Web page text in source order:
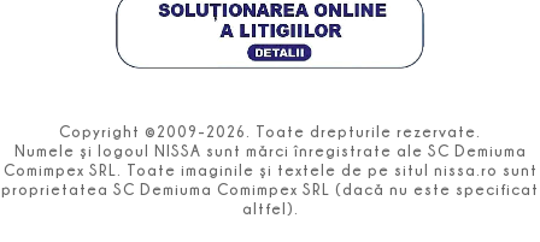
Copyright ©2009-2026. Toate drepturile rezervate.
Numele şi logoul NISSA sunt mărci înregistrate ale SC Demiuma
Comimpex SRL. Toate imaginile şi textele de pe situl nissa.ro sunt
proprietatea SC Demiuma Comimpex SRL (dacă nu este specificat
altfel).